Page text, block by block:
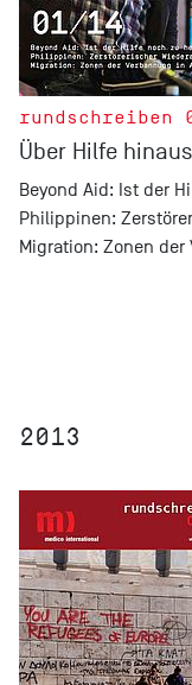
rundschreiben
Über Hilfe hinaus
Beyond Aid: Ist der
Philippinen:
Migration: Zonen
2013